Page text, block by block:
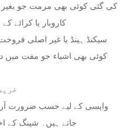
کی گئی کوئی بھی مرمت جو بغیر
کاروبار یا کرائے
سیکنڈ ہینڈ یا غیر اصلی
کوئی بھی اشیاء جو مفت میں
واپسی کے لیے حسب ضرورت
جاتے ہیں۔ شپنگ کے